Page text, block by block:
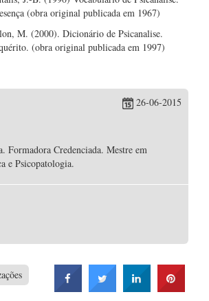
(obra original publicada em 1967)
M. (2000). Dicionário de Psicanalise.
(obra original publicada em 1997)
26-06-2015
Formadora Credenciada. Mestre em
e Psicopatologia.